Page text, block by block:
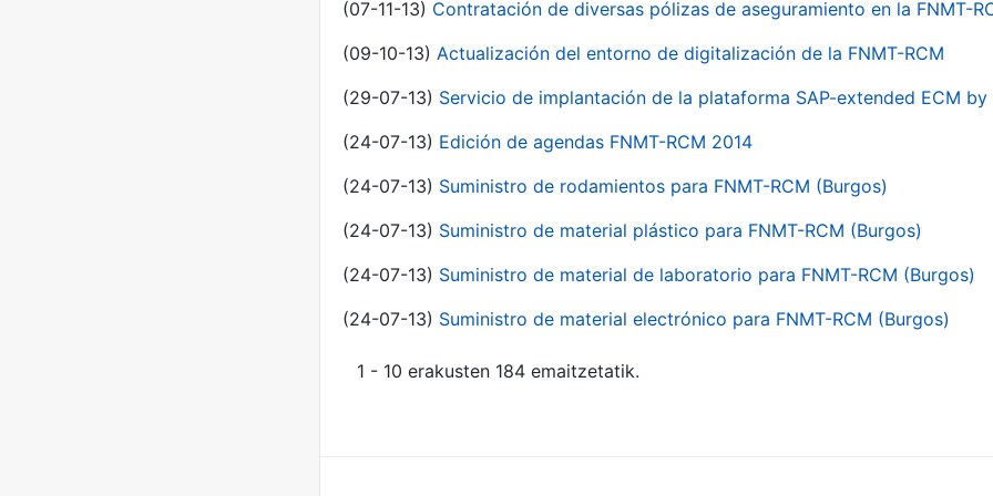
(07-11-13) Contratación de diversas pólizas de aseguramiento en la FNMT-
(09-10-13) Actualización del entorno de digitalización de la FNMT-RCM
(29-07-13) Servicio de implantación de la plataforma SAP-extended ECM by
(24-07-13) Edición de agendas FNMT-RCM 2014
(24-07-13) Suministro de rodamientos para FNMT-RCM (Burgos)
(24-07-13) Suministro de material plástico para FNMT-RCM (Burgos)
(24-07-13) Suministro de material de laboratorio para FNMT-RCM (Burgos)
(24-07-13) Suministro de material electrónico para FNMT-RCM (Burgos)
1 - 10 erakusten 184 emaitzetatik.